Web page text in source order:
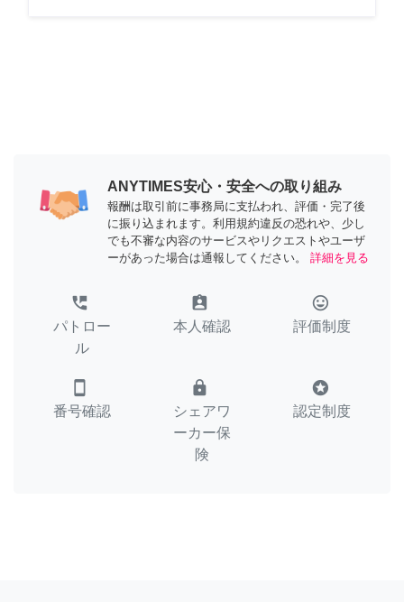
ANYTIMES安心・安全への取り組み
報酬は取引前に事務局に支払われ、評価・完了後
に振り込まれます。利用規約違反の恐れや、少し
でも不審な内容のサービスやリクエストやユーザ
ーがあった場合は通報してください。
詳細を見る
perm_phone_msg
パトロー
ル
assignment_ind
本人確認
tag_faces
評価制度
smartphone
番号確認
lock
シェアワ
ーカー保
険
stars
認定制度